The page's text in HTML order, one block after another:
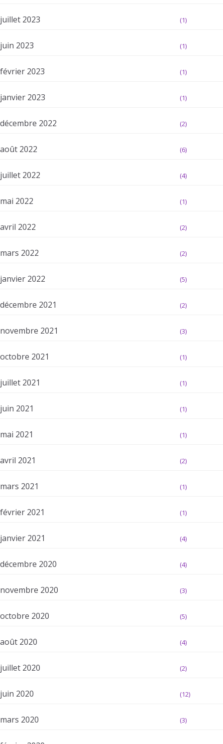
juillet 2023 (1)
juin 2023 (1)
février 2023 (1)
janvier 2023 (1)
décembre 2022 (2)
août 2022 (6)
juillet 2022 (4)
mai 2022 (1)
avril 2022 (2)
mars 2022 (2)
janvier 2022 (5)
décembre 2021 (2)
novembre 2021 (3)
octobre 2021 (1)
juillet 2021 (1)
juin 2021 (1)
mai 2021 (1)
avril 2021 (2)
mars 2021 (1)
février 2021 (1)
janvier 2021 (4)
décembre 2020 (4)
novembre 2020 (3)
octobre 2020 (5)
août 2020 (4)
juillet 2020 (2)
juin 2020 (12)
mars 2020 (3)